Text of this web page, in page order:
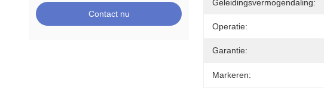
Contact nu
Geleidingsvermogendaling:
Operatie:
Garantie:
Markeren: